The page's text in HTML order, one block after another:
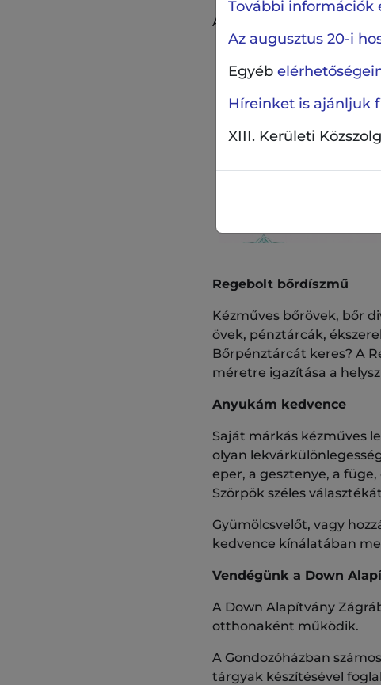
A Derecskei Fenséges
Regebolt bőrdíszmű
Kézműves bőrövek, bőr
övek, pénztárcák,
Bőrpénztárcát keres? A
méretre igazítása a
Anyukám kedvence
Saját márkás kézműves
olyan
eper, a gesztenye, a
Szörpök széles
Gyümölcsvelőt, vagy
kedvence kínálatában
Vendégünk a Down
A Down Alapítvány
otthonaként működik.
A Gondozóházban
tárgyak készítésével
További információk
Az augusztus 20-i
Egyéb
Híreinket is ajánljuk
XIII. Kerületi